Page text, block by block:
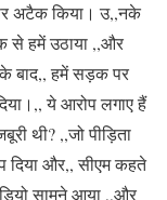
अटैक किया। उ,,नके
से हमें उठाया ,,और
बाद,, हमें सड़क पर
ये आरोप लगाए हैं
थी? ,,जो पीड़िता
दिया और,, सीएम कहते
सामने आया ,,और